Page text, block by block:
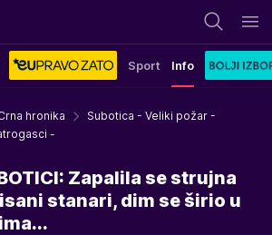
Sport Info
hronika
Subotica - Veliki požar -
-
Zapalila se strujna
stanari, dim se širio u